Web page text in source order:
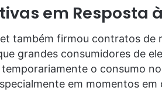
em Resposta
também firmou contratos de
grandes consumidores de
o consumo
em momentos